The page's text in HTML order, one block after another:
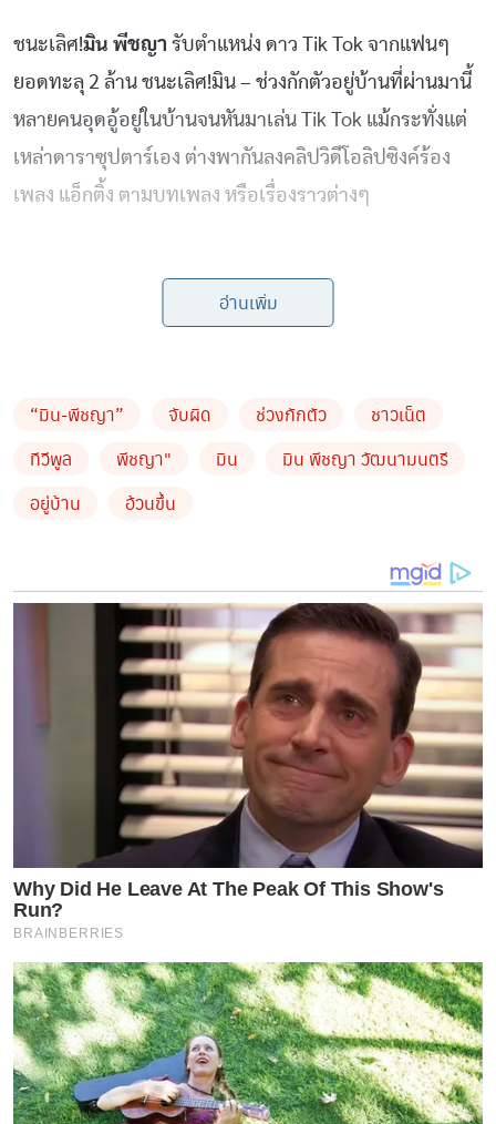
ชนะเลิศ!มิน พีชญา รับตำแหน่ง ดาว Tik Tok จากแฟนๆ
ยอดทะลุ 2 ล้าน ชนะเลิศ!มิน – ช่วงกักตัวอยู่บ้านที่ผ่านมานี้
หลายคนอุดอู้อยู่ในบ้านจนหันมาเล่น Tik Tok แม้กระทั่งแต่
เหล่าดาราซุปตาร์เอง ต่างพากันลงคลิปวิดีโอลิปซิงค์ร้อง
เพลง แอ็กติ้ง ตามบทเพลง หรือเรื่องราวต่างๆ
จนได้รับความนิยมเป็นอย่างมาก ล่าสุดนางเอกสาวหน้าหวา
นมิน พีชญา วัฒนามนตรี ออกมาโพสต์ขอบคุณแฟนๆที่ชื่น
แตกต่างกัน ประกอบไปด้วยความน่ารัก สดใส ตลกเฮฮา
ทำให้มีผู้ติดตามชมคลิปวิดีโอกันอย่างล้นหลาม
นางเอกหน้าหวาน มิน พีชญา จึงถือโอกาสขอบคุณแฟนๆ
ด้วยข้อความสุดซึ้งว่า “ขอบคุณทุกคนมากมากคะ ตอนแรก
คิดว่าจะเล่นแค่ช่วงกักตัว ตอนนี้ติดมากเลยคะ มินเล่นจริงจัง
มา1เดือนกับอีก12วัน ไม่คิดเลยว่าคนจะมาติดตามเยอะ
ขนาดนี้ต้องขอบคุณทุกคนที่มาติดตามมากเลยค่ะและ ใคร
อยากเห็นมินในแบบที่ไม่เคยเห็นขอให้ไปดูใน tiktok นะคะ
❤❤❤”ก่อนที่จะมีแฟนคลับมาคอมเมนต์ ถึงดาว Tik Tok
เรียกได้ว่าเธอคนนี้ถือเป็นนางเอกเบอร์ top ของช่อง 7ก็ว่า
ได้ค่ะ สำหรับสาว “มิน พีชญา วัฒนา มนตรี” ซึ่งแน่นอนค่ะ
ว่าสาวมินเค้าแจ้งเกิดจากเวทีการประกวด “มิสทีนไทยแลนด์
2006” อีกทั้ง ยังได้รับรางวัลรองชนะเลิศอันตับ 1ขวัญใจ
สื่อมวลชน และ Miss I-Mobile อีกด้วย
อ่านเพิ่ม
“มิน-พีชญา” จับผิด ช่วงกักตัว
ชาวเน็ต
ทีวีพูล
พีชญา" มิน
มิน พีชญา วัฒนามนตรี
อยู่บ้าน
อ้วนขึ้น
Why Did He Leave At The Peak Of This Show's
Run?
BRAINBERRIES